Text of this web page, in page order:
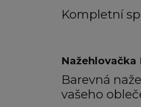
Kompletní
Nažehlovačka
Barevná
vašeho